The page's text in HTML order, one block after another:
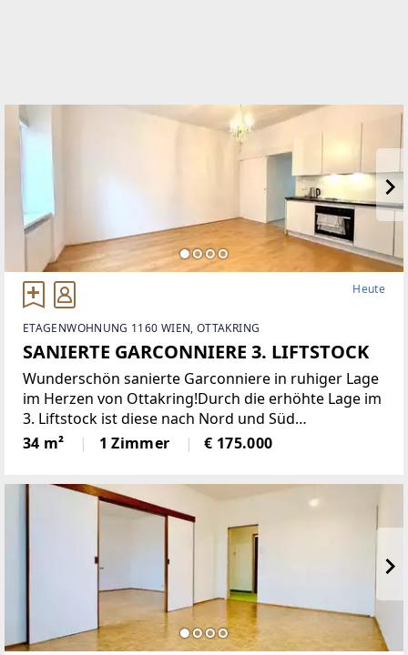
Heute
ETAGENWOHNUNG 1160 WIEN, OTTAKRING
SANIERTE GARCONNIERE 3. LIFTSTOCK
Wunderschön sanierte Garconniere in ruhiger Lage
im Herzen von Ottakring!Durch die erhöhte Lage im
3. Liftstock ist diese nach Nord und Süd
ausgerichtete Wohnung sehr hell und bietet eine
angenehme Wohnatmosphäre. Sie verfügt über
34 m² 1 Zimmer € 175.000